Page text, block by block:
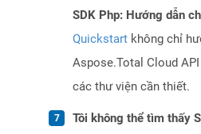
SDK Php: Hướng dẫn
Quickstart không chỉ
Aspose.Total Cloud
các thư viện cần thiết.
Tôi không thể tìm thấy